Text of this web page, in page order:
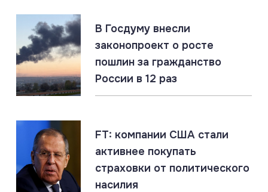
07.08.2026
Запорожская область: главное за 7 августа
07.08.2026
ЕС бессильны
В Госдуму внесли
законопроект о росте
пошлин за гражданство
России в 12 раз
FT: компании США стали
активнее покупать
страховки от политического
насилия